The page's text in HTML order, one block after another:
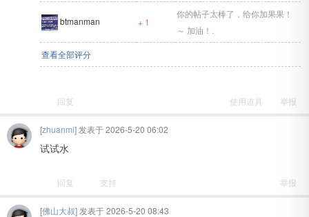
btmanman + 1
你的帖子太棒了，给你加果果！
～ 加油！.
查看全部评分
回复 使用道具 举报
[zhuanmi] 发表于 2026-5-20 06:02
试试水
回复 支持 举报
[佛山大叔] 发表于 2026-5-20 08:43